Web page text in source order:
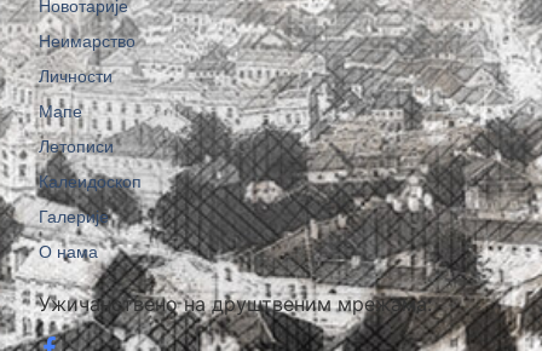
Ужичанствено на друштвеним мрежама:
Новотарије
Неимарство
Личности
Мапе
Летописи
Калеидоскоп
Галерије
О нама